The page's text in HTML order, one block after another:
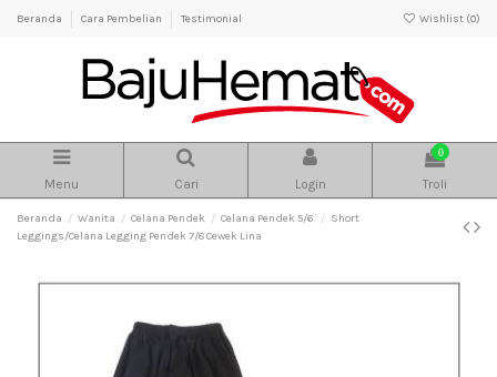
Beranda Cara Pembelian Testimonial Wishlist (0)
Menu Cari Login
0
Troli
Beranda Wanita Celana Pendek Celana Pendek 5/6
Short
Leggings/Celana Legging Pendek 7/8 Cewek Lina